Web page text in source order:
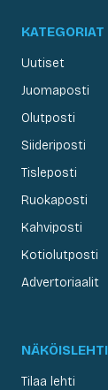
KATEGORIAT
Uutiset
Juomaposti
Olutposti
Siideriposti
Tisleposti
Ruokaposti
Kahviposti
Kotiolutposti
Advertoriaalit
NÄKÖISLEHTI
Tilaa lehti